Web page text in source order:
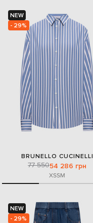
NEW
- 29%
BRUNELLO CUCINELLI
77 55054 286 грн
XSSM
NEW
- 29%